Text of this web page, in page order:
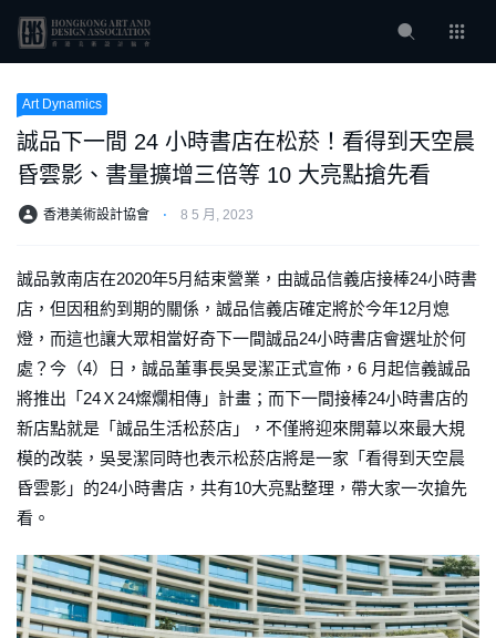
Art Dynamics
誠品下一間 24 小時書店在松菸！看得到天空晨
昏雲影、書量擴增三倍等 10 大亮點搶先看
香港美術設計協會 ⋅ 8 5 月, 2023
誠品敦南店在2020年5月結束營業，由誠品信義店接棒24小時書
店，但因租約到期的關係，誠品信義店確定將於今年12月熄
燈，而這也讓大眾相當好奇下一間誠品24小時書店會選址於何
處？今（4）日，誠品董事長吳旻潔正式宣佈，6 月起信義誠品
將推出「24Ｘ24燦爛相傳」計畫；而下一間接棒24小時書店的
新店點就是「誠品生活松菸店」，不僅將迎來開幕以來最大規
模的改裝，吳旻潔同時也表示松菸店將是一家「看得到天空晨
昏雲影」的24小時書店，共有10大亮點整理，帶大家一次搶先
看。